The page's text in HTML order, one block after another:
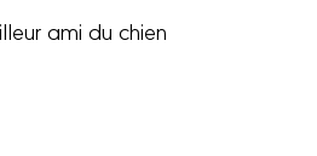
ami du chien